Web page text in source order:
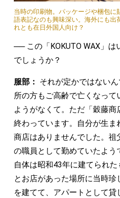
当時の印刷物。パッケージや梱包に
語表記なのも興味深い。海外にも出
れとも在日外国人向け？
── この「KOKUTO WAX」
でしょうか？
服部： それが定かではない
所の方もご高齢で亡くなっ
ようがなくて。ただ「穀藤
終わっています。自分が生
商店はありませんでした。
の職員として勤めていたよう
自体は昭和43年に建てられ
とお店があった場所に当時
を建てて、アパートとして